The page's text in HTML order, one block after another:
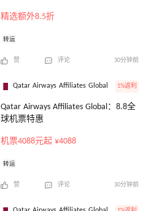
精选额外8.5折
转运
赞 评论 30分钟前
Qatar Airways Affiliates Global 1%返利
Qatar Airways Affiliates Global：8.8全
球机票特惠
机票4088元起 ¥4088
转运
赞 评论 30分钟前